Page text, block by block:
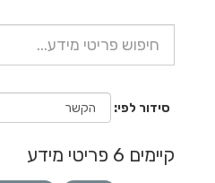
סידור לפי
קיימים 6 פריטי מידע